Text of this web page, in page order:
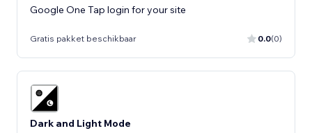
Google One Tap login for your site
Gratis pakket beschikbaar 0.0(0)
Dark and Light Mode